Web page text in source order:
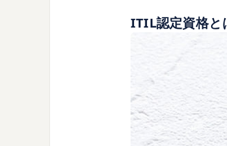
ITIL認定資格と